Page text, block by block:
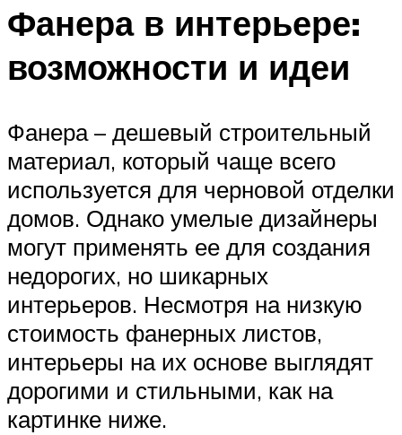
Фанера в интерьере:
возможности и идеи
Фанера – дешевый строительный
материал, который чаще всего
используется для черновой отделки
домов. Однако умелые дизайнеры
могут применять ее для создания
недорогих, но шикарных
интерьеров. Несмотря на низкую
стоимость фанерных листов,
интерьеры на их основе выглядят
дорогими и стильными, как на
картинке ниже.